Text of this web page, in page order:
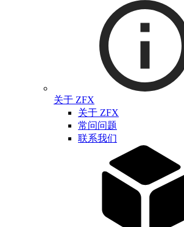
关于 ZFX
关于 ZFX
常问问题
联系我们